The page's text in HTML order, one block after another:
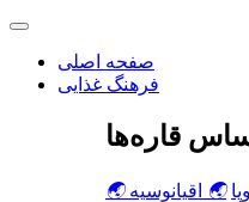
صفحه اصلی
فرهنگ غذایی
قاره‌ها
🌏 🌏 اقیانوسیه